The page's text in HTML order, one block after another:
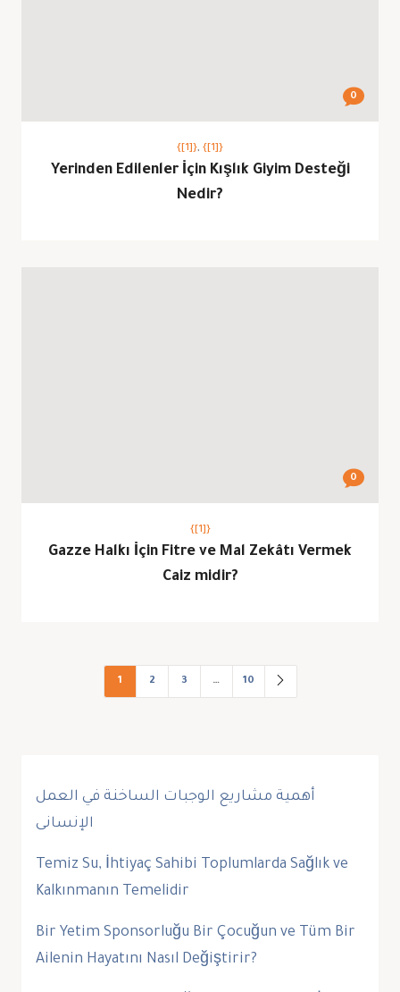
0
{[1]}, {[1]}
Yerinden Edilenler İçin Kışlık Giyim Desteği
Nedir?
0
{[1]}
Gazze Halkı İçin Fitre ve Mal Zekâtı Vermek
Caiz midir?
1 2 3 … 10
أهمية مشاريع الوجبات الساخنة في العمل
الإنسانى
Temiz Su, İhtiyaç Sahibi Toplumlarda Sağlık ve
Kalkınmanın Temelidir
Bir Yetim Sponsorluğu Bir Çocuğun ve Tüm Bir
Ailenin Hayatını Nasıl Değiştirir?